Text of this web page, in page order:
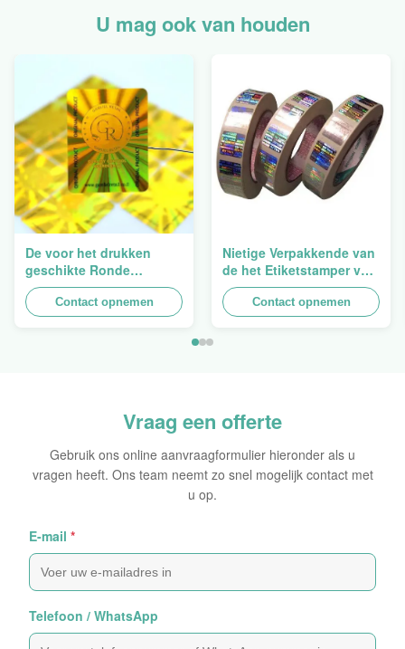
U mag ook van houden
De voor het drukken
geschikte Ronde
Verpakkende
Holografische
Zelfklevende Bladen van
Contact opnemen
Nietige Verpakkende van
de het Etiketstamper van
de Hologramveiligheid
Duidelijke het
Hologramsticker Logo
Contact opnemen
Vraag een offerte
Gebruik ons online aanvraagformulier hieronder als u
vragen heeft. Ons team neemt zo snel mogelijk contact met
u op.
E-mail *
Telefoon / WhatsApp